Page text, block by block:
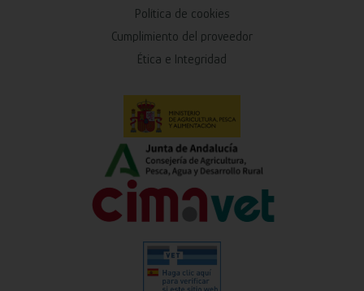
Política de cookies
Cumplimiento del proveedor
Ética e Integridad